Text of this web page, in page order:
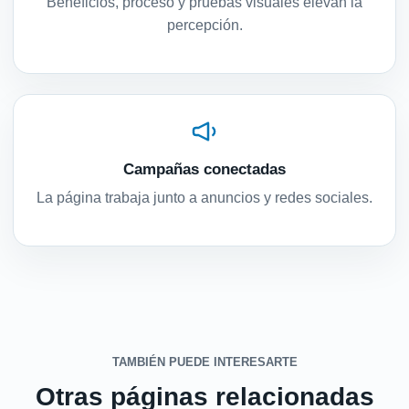
percepción.
Campañas conectadas
La página trabaja junto a anuncios y redes sociales.
TAMBIÉN PUEDE INTERESARTE
Otras páginas relacionadas